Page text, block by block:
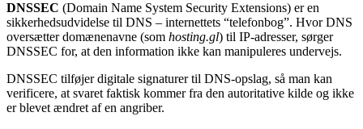
DNSSEC (Domain Name System Security Extensions) er en
sikkerhedsudvidelse til DNS – internettets “telefonbog”. Hvor DNS
oversætter domænenavne (som hosting.gl) til IP-adresser, sørger
DNSSEC for, at den information ikke kan manipuleres undervejs.
DNSSEC tilføjer digitale signaturer til DNS-opslag, så man kan
verificere, at svaret faktisk kommer fra den autoritative kilde og ikke
er blevet ændret af en angriber.